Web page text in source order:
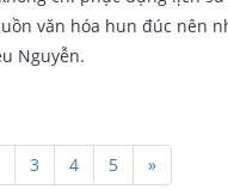
văn hóa hun đúc nên
Nguyễn.
3 4 5 »